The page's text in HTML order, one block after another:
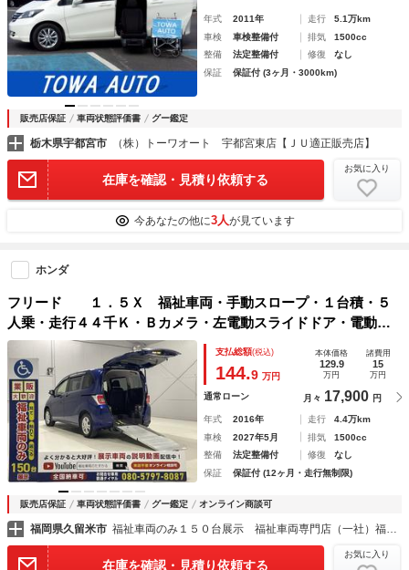
年式 2011年 走行
5.1万km
車検
車検整備付 排気
1500cc
整備
法定整備付 修復
なし
保証
保証付 (3ヶ月・3000km)
販売店保証 車両状態評価書 グー鑑定
栃木県宇都宮市 （株）トーワオート 宇都宮東店【ＪＵ適正販売店】
在庫を確認・見積り依頼する
お気に入り
今あなたの他に3人が見ています
ホンダ
フリード １．５Ｘ 福祉車両・手動スロープ・１台積・５
人乗・走行４４千Ｋ・Ｂカメラ・左電動スライドドア・電動ウ
ィンチ・フリップダウンモニター・モデューロアルミ付・無線
ウィンチリモコン・ラッシングベルト・左右ＳＤ
支払総額(税込)
144.9 万円
本体価格
129.9
万円
諸費用
15
万円
通常ローン 月々 17,900 円
年式 2016年 走行
4.4万km
車検
2027年5月 排気
1500cc
整備
法定整備付 修復
なし
保証
保証付 (12ヶ月・走行無制限)
販売店保証 車両状態評価書 グー鑑定 オンライン商談可
福岡県久留米市
在庫を確認・見積り依頼する
お気に入り